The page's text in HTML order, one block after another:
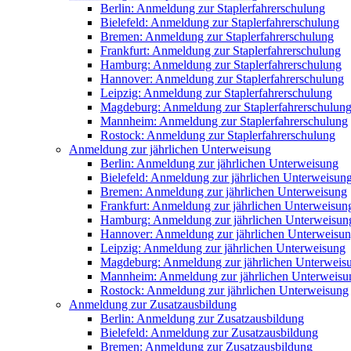
Berlin: Anmeldung zur Staplerfahrerschulung
Bielefeld: Anmeldung zur Staplerfahrerschulung
Bremen: Anmeldung zur Staplerfahrerschulung
Frankfurt: Anmeldung zur Staplerfahrerschulung
Hamburg: Anmeldung zur Staplerfahrerschulung
Hannover: Anmeldung zur Staplerfahrerschulung
Leipzig: Anmeldung zur Staplerfahrerschulung
Magdeburg: Anmeldung zur Staplerfahrerschulung
Mannheim: Anmeldung zur Staplerfahrerschulung
Rostock: Anmeldung zur Staplerfahrerschulung
Anmeldung zur jährlichen Unterweisung
Berlin: Anmeldung zur jährlichen Unterweisung
Bielefeld: Anmeldung zur jährlichen
Bremen: Anmeldung zur jährlichen Unterweisung
Frankfurt: Anmeldung zur jährlichen
Hamburg: Anmeldung zur jährlichen
Hannover: Anmeldung zur jährlichen
Leipzig: Anmeldung zur jährlichen Unterweisung
Magdeburg: Anmeldung zur jährlichen
Mannheim: Anmeldung zur jährlichen
Rostock: Anmeldung zur jährlichen Unterweisung
Anmeldung zur Zusatzausbildung
Berlin: Anmeldung zur Zusatzausbildung
Bielefeld: Anmeldung zur Zusatzausbildung
Bremen: Anmeldung zur Zusatzausbildung